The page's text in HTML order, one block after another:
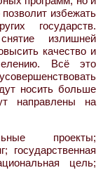
избежать
государств.
излишней
качество и
Всё это
носить больше
направлены на
проекты;
государственная
цель;